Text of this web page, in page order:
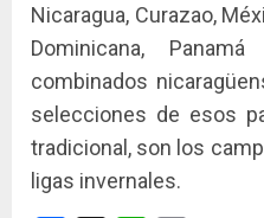
Nicaragua, Curazao,
Dominicana,
combinados
selecciones de esos
tradicional, son los
ligas invernales.